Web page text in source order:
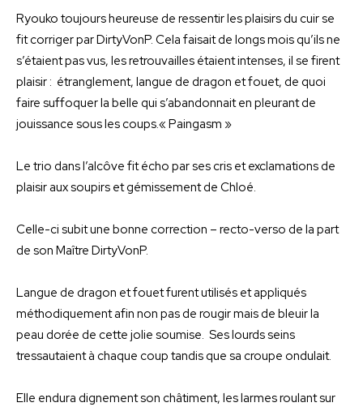
Ryouko toujours heureuse de ressentir les plaisirs du cuir se
fit corriger par DirtyVonP. Cela faisait de longs mois qu’ils ne
s’étaient pas vus, les retrouvailles étaient intenses, il se firent
plaisir : étranglement, langue de dragon et fouet, de quoi
faire suffoquer la belle qui s’abandonnait en pleurant de
jouissance sous les coups.« Paingasm »
Le trio dans l’alcôve fit écho par ses cris et exclamations de
plaisir aux soupirs et gémissement de Chloé.
Celle-ci subit une bonne correction – recto-verso de la part
de son Maître DirtyVonP.
Langue de dragon et fouet furent utilisés et appliqués
méthodiquement afin non pas de rougir mais de bleuir la
peau dorée de cette jolie soumise. Ses lourds seins
tressautaient à chaque coup tandis que sa croupe ondulait.
Elle endura dignement son châtiment, les larmes roulant sur